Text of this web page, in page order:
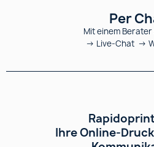
Per
Mit einem
→ Live-Chat →